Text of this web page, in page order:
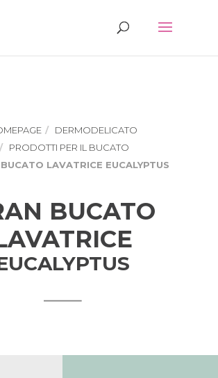
DERMODELICATO
PRODOTTI PER IL BUCATO
LAVATRICE EUCALYPTUS
BUCATO